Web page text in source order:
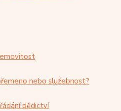
nebo služebnost?
dědictví